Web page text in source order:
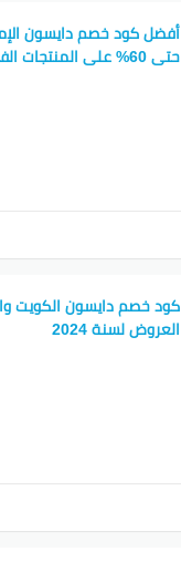
أفضل كود خصم دايسون
حتى 60% على المنتجات الفخمة
كود خصم دايسون الكويت
العروض لسنة 2024